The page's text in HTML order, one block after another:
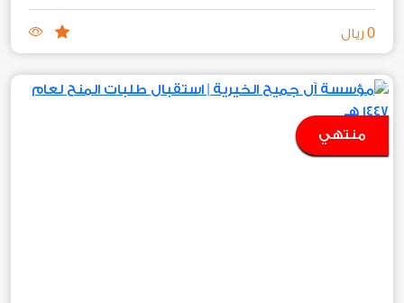
0 ريال
منتهي